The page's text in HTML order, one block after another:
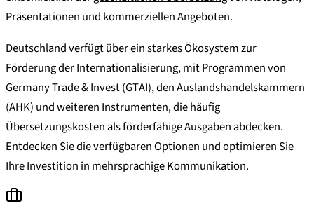
Präsentationen und kommerziellen Angeboten.
Deutschland verfügt über ein starkes Ökosystem zur
Förderung der Internationalisierung, mit Programmen von
Germany Trade & Invest (GTAI), den Auslandshandelskammern
(AHK) und weiteren Instrumenten, die häufig
Übersetzungskosten als förderfähige Ausgaben abdecken.
Entdecken Sie die verfügbaren Optionen und optimieren Sie
Ihre Investition in mehrsprachige Kommunikation.